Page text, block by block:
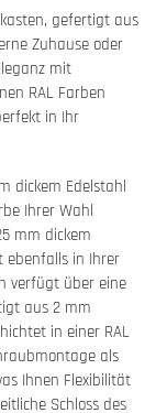
gefertigt aus
Zuhause oder
mit
RAL Farben
in Ihr
dickem Edelstahl
Ihrer Wahl
mm dickem
ebenfalls in Ihrer
verfügt über eine
aus 2 mm
in einer RAL
als
Ihnen Flexibilität
Schloss des